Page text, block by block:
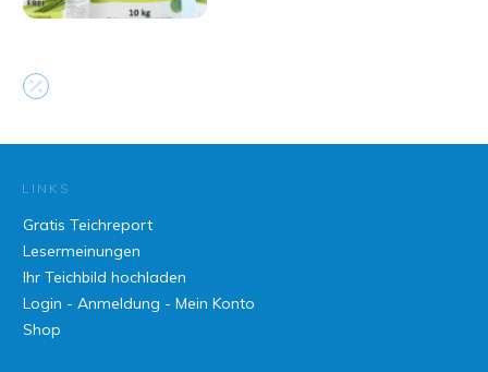
LINKS
Gratis Teichreport
Lesermeinungen
Ihr Teichbild hochladen
Login - Anmeldung - Mein Konto
Shop